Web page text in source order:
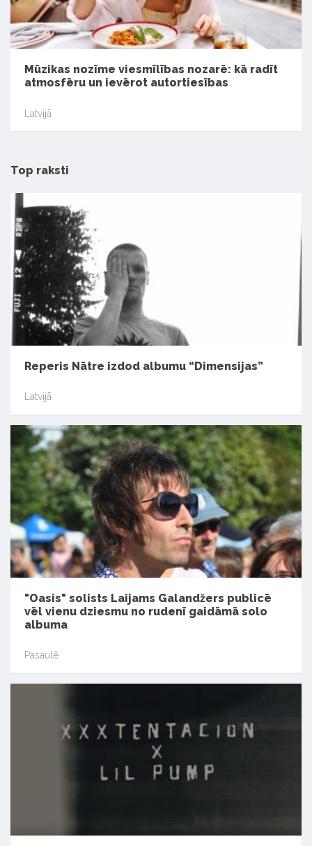
Mūzikas nozīme viesmīlības nozarē: kā radīt
atmosfēru un ievērot autortiesības
Latvijā
Top raksti
Reperis Nātre izdod albumu “Dimensijas”
Latvijā
"Oasis" solists Laijams Galandžers publicē
vēl vienu dziesmu no rudenī gaidāmā solo
albuma
Pasaulē